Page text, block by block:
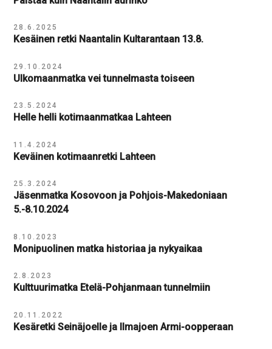
28.6.2025
Kesäinen retki Naantalin Kultarantaan 13.8.
29.10.2024
Ulkomaanmatka vei tunnelmasta toiseen
23.5.2024
Helle helli kotimaanmatkaa Lahteen
11.4.2024
Keväinen kotimaanretki Lahteen
25.3.2024
Jäsenmatka Kosovoon ja Pohjois-Makedoniaan
5.-8.10.2024
8.10.2023
Monipuolinen matka historiaa ja nykyaikaa
2.8.2023
Kulttuurimatka Etelä-Pohjanmaan tunnelmiin
20.11.2022
Kesäretki Seinäjoelle ja Ilmajoen Armi-oopperaan